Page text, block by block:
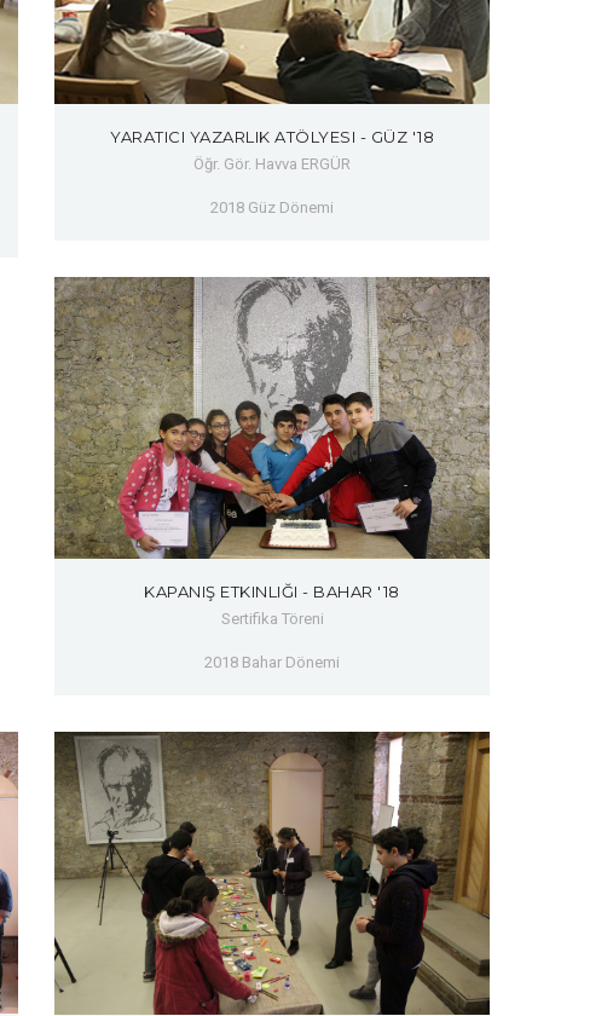
YARATICI YAZARLIK ATÖLYESI - GÜZ '18
Öğr. Gör. Havva ERGÜR
2018 Güz Dönemi
KAPANIŞ ETKINLIĞI - BAHAR '18
Sertifika Töreni
2018 Bahar Dönemi